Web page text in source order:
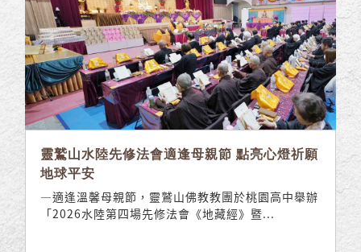
靈鷲山水陸先修法會適逢母親節 點亮心燈祈願
地球平安
—適逢溫馨母親節，靈鷲山佛教教團於桃園高中舉辦
「2026水陸第四場先修法會《地藏經》暨...